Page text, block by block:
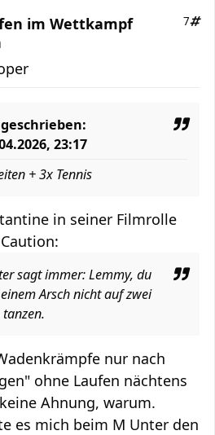
im Wettkampf
7
23:17
+ 3x Tennis
in seiner Filmrolle
sagt immer: Lemmy, du
Arsch nicht auf zwei
nur nach
ohne Laufen nächtens
Ahnung, warum.
es mich beim M Unter den